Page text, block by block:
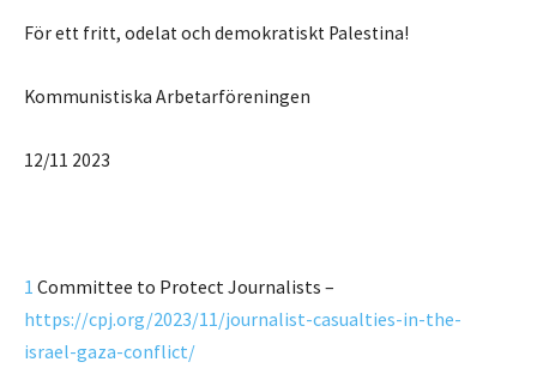
För ett fritt, odelat och demokratiskt Palestina!
Kommunistiska Arbetarföreningen
12/11 2023
1 Committee to Protect Journalists –
https://cpj.org/2023/11/journalist-casualties-in-the-
israel-gaza-conflict/